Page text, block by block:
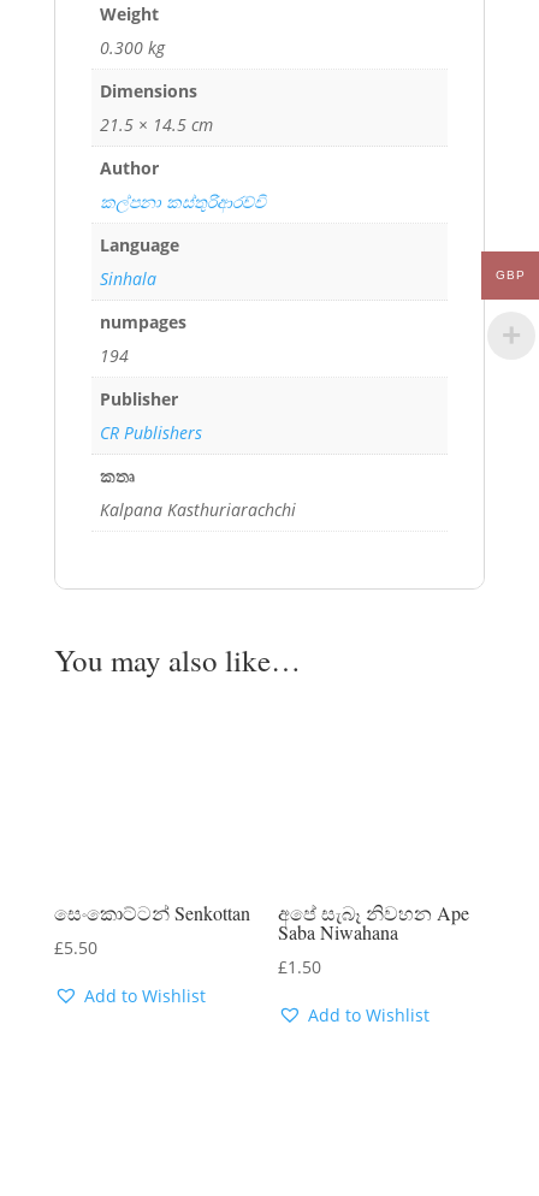
Weight
0.300 kg
Dimensions
21.5 × 14.5 cm
Author
කල්පනා කස්තුරිආරච්චි
Language
Sinhala
numpages
194
Publisher
CR Publishers
කතෘ
Kalpana Kasthuriarachchi
You may also like…
සෙංකොට්ටන් Senkottan
£5.50
Add to Wishlist
අපේ සැබෑ නිවහන Ape
Saba Niwahana
£1.50
Add to Wishlist
GBP